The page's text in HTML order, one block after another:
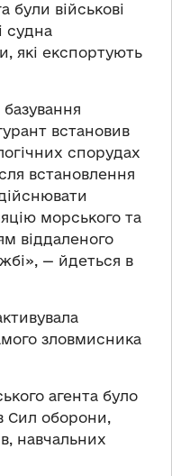
були військові
судна
які експортують
встановив
спорудах
встановлення
морського та
віддаленого
— йдеться в
зловмисника
агента було
Сил оборони,
навчальних